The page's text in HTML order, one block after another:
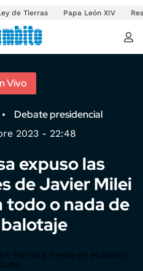
de Tierras Papa León XIV
Vivo
Debate presidencial
2023 - 22:48
expuso las
de Javier Milei
todo o nada de